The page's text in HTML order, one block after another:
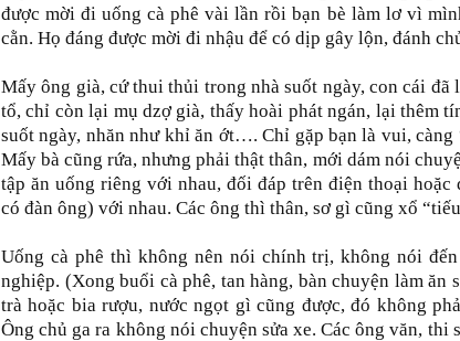
được mời đi uống cà phê vài lần rồi bạn bè làm lơ vì
cằn. Họ đáng được mời đi nhậu để có dịp gây lộn, đánh
Mấy ông già, cứ thui thủi trong nhà suốt ngày, con cái đã
tổ, chỉ còn lại mụ dzợ già, thấy hoài phát ngán, lại thêm
suốt ngày, nhăn như khỉ ăn ớt…. Chỉ gặp bạn là vui, càng
Mấy bà cũng rứa, nhưng phải thật thân, mới dám nói
tập ăn uống riêng với nhau, đối đáp trên điện thoại hoặc
có đàn ông) với nhau. Các ông thì thân, sơ gì cũng xổ
Uống cà phê thì không nên nói chính trị, không nói đến
nghiệp. (Xong buổi cà phê, tan hàng, bàn chuyện làm ăn
trà hoặc bia rượu, nước ngọt gì cũng được, đó không
Ông chủ ga ra không nói chuyện sửa xe. Các ông văn, thi